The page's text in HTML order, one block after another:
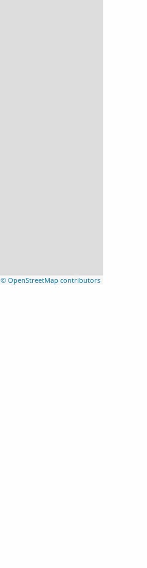
© OpenStreetMap contributors